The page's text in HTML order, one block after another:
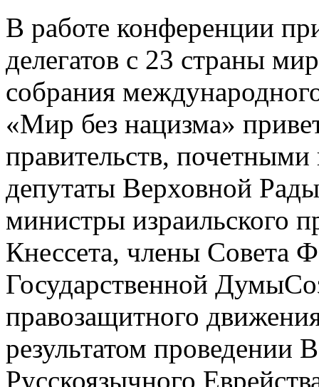
В работе конференции
делегатов с 23 страны
собрания
«Мир без нацизма»
правительств,
депутаты Верховной
министры израильского
Кнессета, члены Совета
Государственной
правозащитного
результатом
Русскоязычного